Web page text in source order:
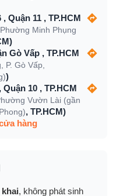
Quận 11 , TP.HCM
Minh Phụng
Gò Vấp , TP.HCM
P. Gò Vấp,
)
10 , TP.HCM
Vườn Lài (gần
, TP.HCM)
hàng
, không phát sinh